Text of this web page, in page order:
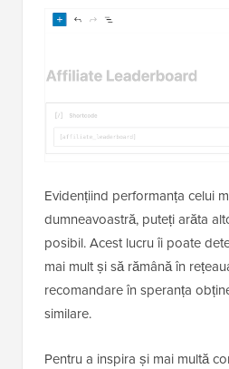
Evidențiind performanța celui
dumneavoastră, puteți arăta
posibil. Acest lucru îi poate
mai mult și să rămână în
recomandare în speranța
similare.
Pentru a inspira și mai multă